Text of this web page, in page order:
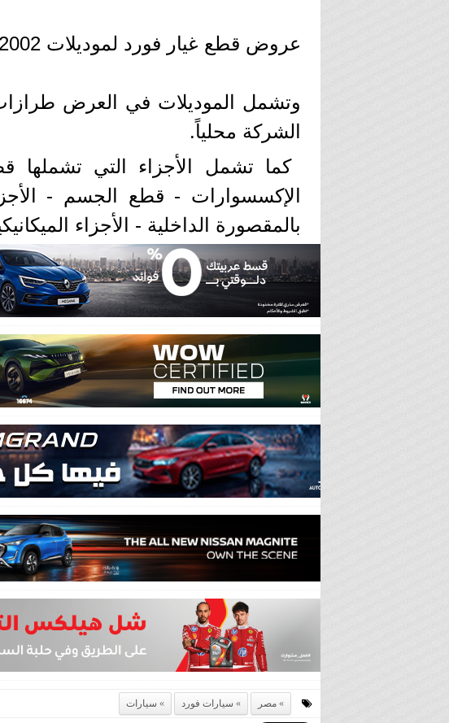
عروض قطع غيار فورد لموديلات 2002 إلى 2019
الشركة محلياً.
كما تشمل الأجزاء التي تشملها
الإكسسوارات - قطع الجسم -
بالمقصورة الداخلية - الأجزاء
مصر سيارات فورد سيارات